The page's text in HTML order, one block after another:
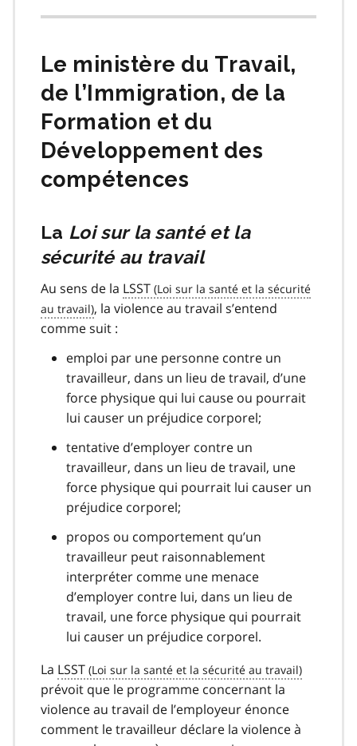
Le ministère du Travail,
de l’Immigration, de la
Formation et du
Développement des
compétences
La Loi sur la santé et la
sécurité au travail
Au sens de la LSST
, la violence au travail s’entend
comme suit :
emploi par une personne contre un
travailleur, dans un lieu de travail, d’une
force physique qui lui cause ou pourrait
lui causer un préjudice corporel;
tentative d’employer contre un
travailleur, dans un lieu de travail, une
force physique qui pourrait lui causer un
préjudice corporel;
propos ou comportement qu’un
travailleur peut raisonnablement
interpréter comme une menace
d’employer contre lui, dans un lieu de
travail, une force physique qui pourrait
lui causer un préjudice corporel.
La LSST
prévoit que le programme concernant la
violence au travail de l’employeur énonce
comment le travailleur déclare la violence à